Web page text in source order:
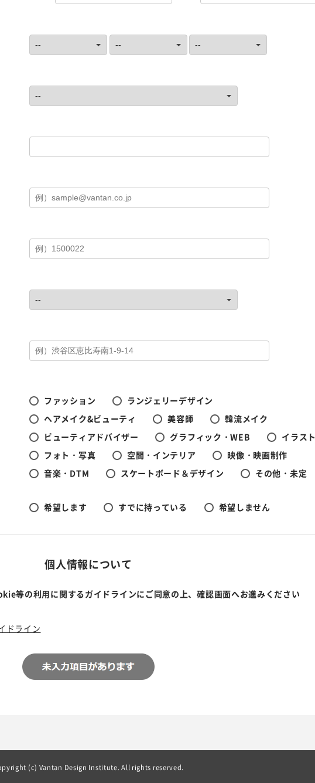
ファッション
ランジェリーデザイン
ヘアメイク&ビューティ
美容師
韓流メイク
ビューティアドバイザー
グラフィック・WEB
イラスト
フォト・写真
空間・インテリア
映像・映画制作
音楽・DTM
スケートボード＆デザイン その他・未定
希望します すでに持っている 希望しません
個人情報について
等の利用に関するガイドラインにご同意の上、確認画面へお進みください
ドライン
(c) Vantan Design Institute. All rights reserved.